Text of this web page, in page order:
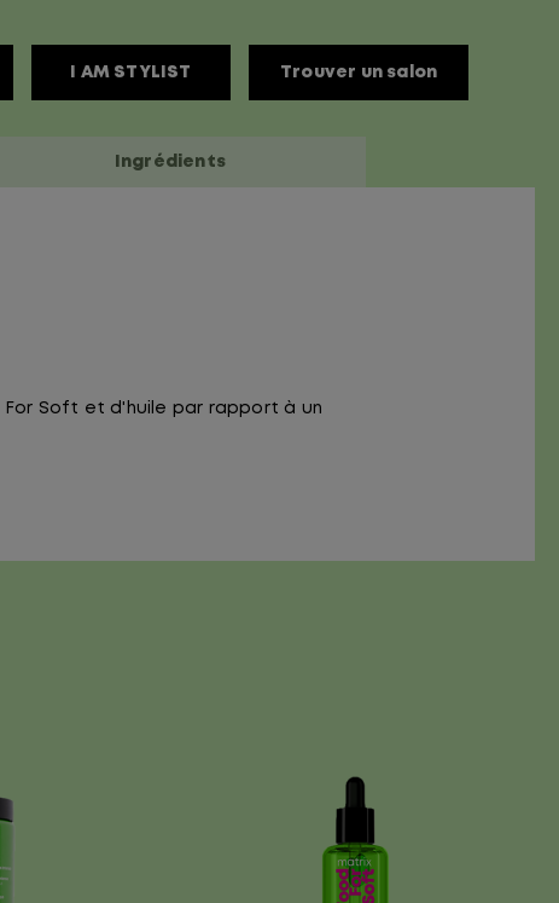
I AM STYLIST Trouver un salon
Ingrédients
Soft et d'huile par rapport à un